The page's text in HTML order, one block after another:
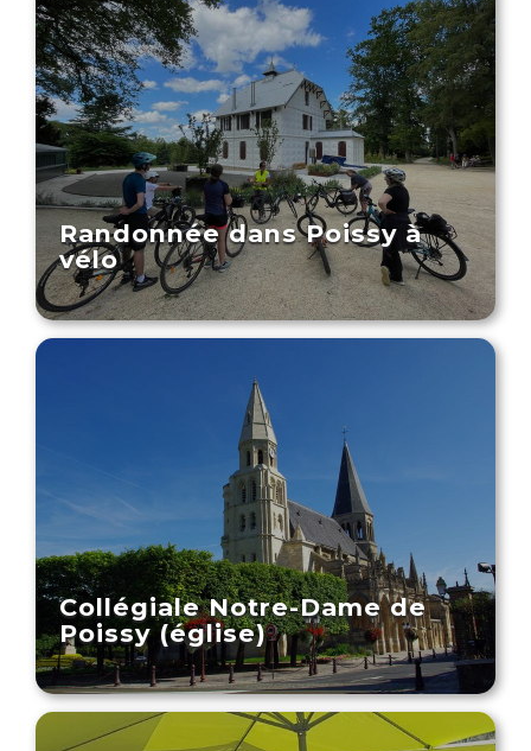
Randonnée dans Poissy à
vélo
Collégiale Notre-Dame de
Poissy (église)